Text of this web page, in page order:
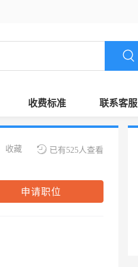
收费标准 联系客服
已有525人查看
收藏
申请职位